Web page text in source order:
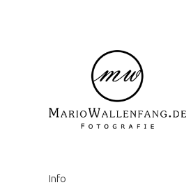
Info